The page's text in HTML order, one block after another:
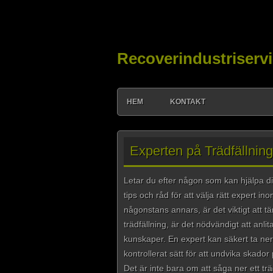
HEM KONTAKT
Experten på
Letar du efter någon som kan hjälpa
tips och råd för att välja rätt expert
någonstans annars, är det viktigt att
trädfällning, är det nödvändigt att
kunskaper. En expert kan säkert ta
kontrollerat sätt för att undvika skador
Det är inte bara om att såga ner ett